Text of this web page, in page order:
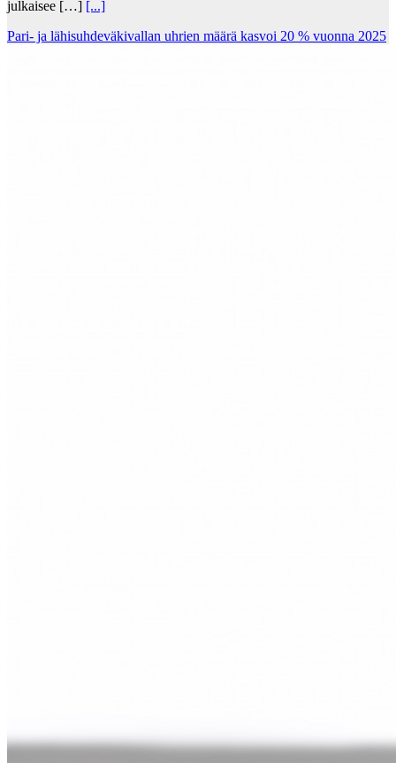
julkaisee […] [...]
Pari- ja lähisuhdeväkivallan uhrien määrä kasvoi 20 % vuonna 2025